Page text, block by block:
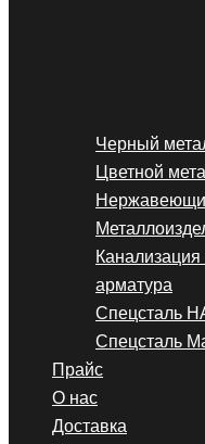
Черный
Цветной
арматура
Спецсталь
Спецсталь
Прайс
О нас
Доставка